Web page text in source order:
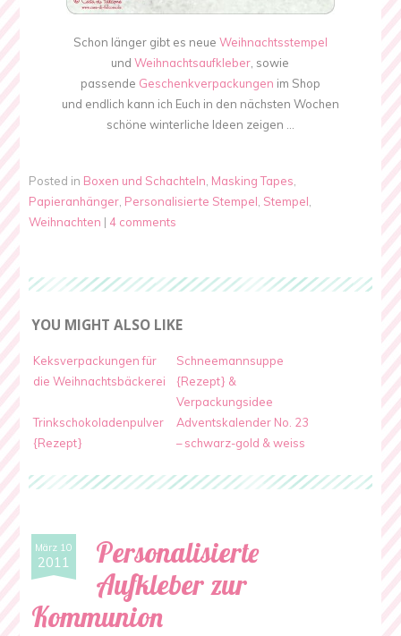
Schon länger gibt es neue Weihnachtsstempel
undWeihnachtsaufkleber, sowie
passende Geschenkverpackungen im Shop
und endlich kann ich Euch in den nächsten Wochen
schöne winterliche Ideen zeigen …
Posted in Boxen und Schachteln, Masking Tapes,
Papieranhänger, Personalisierte Stempel, Stempel,
Weihnachten | 4 comments
YOU MIGHT ALSO LIKE
Keksverpackungen für
die Weihnachtsbäckerei
Schneemannsuppe
{Rezept} &
Verpackungsidee
Trinkschokoladenpulver
{Rezept}
Adventskalender No. 23
– schwarz-gold & weiss
März 10
2011
Personalisierte
Aufkleber zur
Kommunion